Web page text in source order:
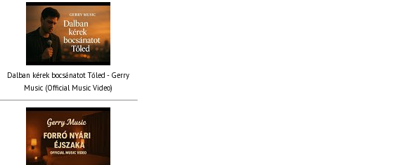
Dalban kérek bocsánatot Tőled - Gerry
Music (Official Music Video)